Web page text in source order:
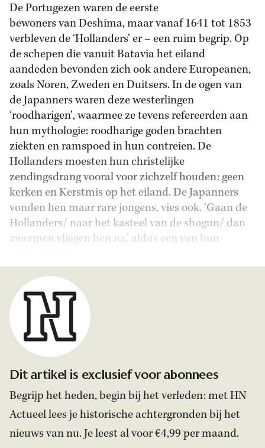
De Portugezen waren de eerste
bewoners van Deshima, maar vanaf 1641 tot 1853
verbleven de ‘Hollanders’ er – een ruim begrip. Op
de schepen die vanuit Batavia het eiland
aandeden bevonden zich ook andere Europeanen,
zoals Noren, Zweden en Duitsers. In de ogen van
de Japanners waren deze westerlingen
‘roodharigen’, waarmee ze tevens refereerden aan
hun mythologie: roodharige goden brachten
ziekten en ramspoed in hun contreien. De
Hollanders moesten hun christelijke
zendingsdrang vooral voor zichzelf houden: geen
kerken en Kerstmis op het eiland. De Japanners
vonden hen maar rare jongens, vies ook. ‘Gaan de
Hollanders/ naar het kasteel van de shogun/ dan
zwermen vliegen hen na,’ aldus een van hun
Dit artikel is exclusief voor abonnees
Begrijp het heden, begin bij het verleden: met HN
Actueel lees je historische achtergronden bij het
nieuws van nu. Je leest al voor €4,99 per maand.